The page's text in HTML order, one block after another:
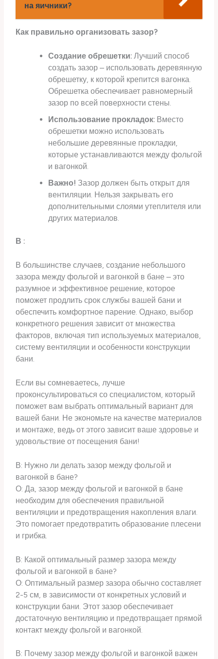
на яичники?
Как правильно организовать зазор?
Создание обрешетки:Лучший способ
создать зазор – использовать деревянную
обрешетку, к которой крепится вагонка.
Обрешетка обеспечивает равномерный
зазор по всей поверхности стены.
Использование прокладок:Вместо
обрешетки можно использовать
небольшие деревянные прокладки,
которые устанавливаются между фольгой
и вагонкой.
Важно! Зазор должен быть открыт для
вентиляции. Нельзя закрывать его
дополнительными слоями утеплителя или
других материалов.
В :
В большинстве случаев, создание небольшого
зазора между фольгой и вагонкой в бане – это
разумное и эффективное решение, которое
поможет продлить срок службы вашей бани и
обеспечить комфортное парение. Однако, выбор
конкретного решения зависит от множества
факторов, включая тип используемых материалов,
систему вентиляции и особенности конструкции
бани.
Если вы сомневаетесь, лучше
проконсультироваться со специалистом, который
поможет вам выбрать оптимальный вариант для
вашей бани. Не экономьте на качестве материалов
и монтаже, ведь от этого зависит ваше здоровье и
удовольствие от посещения бани!
В: Нужно ли делать зазор между фольгой и
вагонкой в бане?
О: Да, зазор между фольгой и вагонкой в бане
необходим для обеспечения правильной
вентиляции и предотвращения накопления влаги.
Это помогает предотвратить образование плесени
и грибка.
В: Какой оптимальный размер зазора между
фольгой и вагонкой в бане?
О: Оптимальный размер зазора обычно составляет
2-5 см, в зависимости от конкретных условий и
конструкции бани. Этот зазор обеспечивает
достаточную вентиляцию и предотвращает прямой
контакт между фольгой и вагонкой.
В: Почему зазор между фольгой и вагонкой важен